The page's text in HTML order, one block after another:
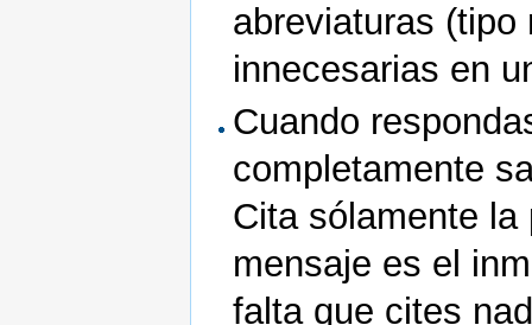
abreviaturas
innecesarias en
Cuando
completamente
Cita sólamente
mensaje es el
falta que cites